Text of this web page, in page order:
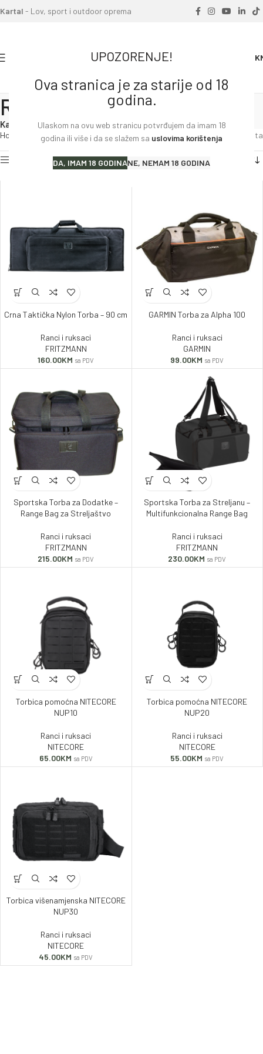
UPOZORENJE!
Ova stranica je za starije od 18
godina.
Ulaskom na ovu web stranicu potvrđujem da imam 18
godina ili više i da se slažem sa uslovima korištenja
DA, IMAM 18 GODINANE, NEMAM 18 GODINA
Kartal - Lov, sport i outdoor oprema
Ranci i ruksaci
Kategorije
Home Ranci i ruksaci Prikaz svih 7 rezultata
Prikaži filter
Crna Taktička Nylon Torba – 90 cm
Ranci i ruksaci
FRITZMANN
160.00KM sa PDV
GARMIN Torba za Alpha 100
Ranci i ruksaci
GARMIN
99.00KM sa PDV
Sportska Torba za Dodatke –
Range Bag za Streljaštvo
Ranci i ruksaci
FRITZMANN
215.00KM sa PDV
Sportska Torba za Streljanu –
Multifunkcionalna Range Bag
Ranci i ruksaci
FRITZMANN
230.00KM sa PDV
Torbica pomoćna NITECORE
NUP10
Ranci i ruksaci
NITECORE
65.00KM sa PDV
Torbica pomoćna NITECORE
NUP20
Ranci i ruksaci
NITECORE
55.00KM sa PDV
Torbica višenamjenska NITECORE
NUP30
Ranci i ruksaci
NITECORE
45.00KM sa PDV